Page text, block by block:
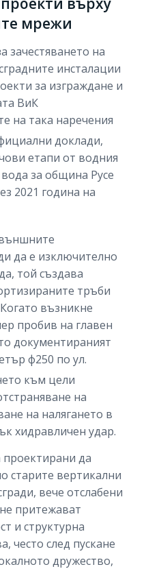
мрежи
зачестяването на
инсталации
за изграждане и
ВиК
на така наречения
доклади,
етапи от водния
за община Русе
2021 година на
да е изключително
той създава
тръби
възникне
пробив на главен
документираният
ф250 по ул.
към цели
на
на налягането в
хидравличен удар.
да
старите вертикални
вече отслабени
притежават
и структурна
често след пускане
дружество,